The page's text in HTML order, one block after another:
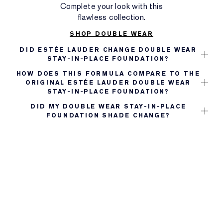
Complete your look with this
flawless collection.
SHOP DOUBLE WEAR
DID ESTÉE LAUDER CHANGE DOUBLE WEAR
STAY-IN-PLACE FOUNDATION?
HOW DOES THIS FORMULA COMPARE TO THE
ORIGINAL ESTÉE LAUDER DOUBLE WEAR
STAY-IN-PLACE FOUNDATION?
DID MY DOUBLE WEAR STAY-IN-PLACE
FOUNDATION SHADE CHANGE?